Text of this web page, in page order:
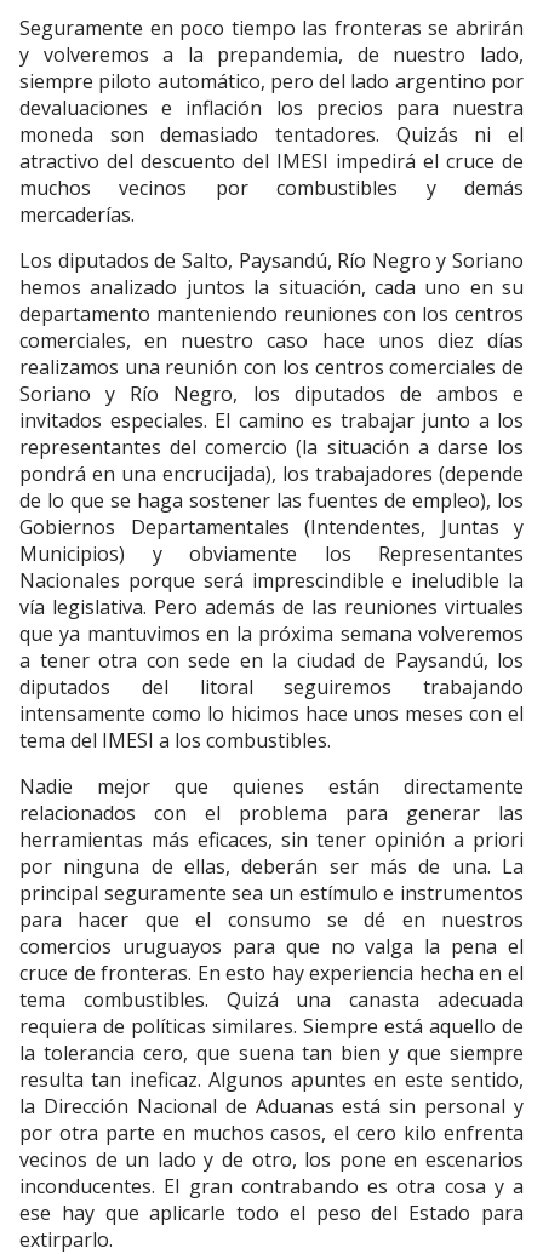
Seguramente en poco tiempo las fronteras se abrirán
y volveremos a la prepandemia, de nuestro lado,
siempre piloto automático, pero del lado argentino por
devaluaciones e inflación los precios para nuestra
moneda son demasiado tentadores. Quizás ni el
atractivo del descuento del IMESI impedirá el cruce de
muchos vecinos por combustibles y demás
mercaderías.
Los diputados de Salto, Paysandú, Río Negro y Soriano
hemos analizado juntos la situación, cada uno en su
departamento manteniendo reuniones con los centros
comerciales, en nuestro caso hace unos diez días
realizamos una reunión con los centros comerciales de
Soriano y Río Negro, los diputados de ambos e
invitados especiales. El camino es trabajar junto a los
representantes del comercio (la situación a darse los
pondrá en una encrucijada), los trabajadores (depende
de lo que se haga sostener las fuentes de empleo), los
Gobiernos Departamentales (Intendentes, Juntas y
Municipios) y obviamente los Representantes
Nacionales porque será imprescindible e ineludible la
vía legislativa. Pero además de las reuniones virtuales
que ya mantuvimos en la próxima semana volveremos
a tener otra con sede en la ciudad de Paysandú, los
diputados del litoral seguiremos trabajando
intensamente como lo hicimos hace unos meses con el
tema del IMESI a los combustibles.
Nadie mejor que quienes están directamente
relacionados con el problema para generar las
herramientas más eficaces, sin tener opinión a priori
por ninguna de ellas, deberán ser más de una. La
principal seguramente sea un estímulo e instrumentos
para hacer que el consumo se dé en nuestros
comercios uruguayos para que no valga la pena el
cruce de fronteras. En esto hay experiencia hecha en el
tema combustibles. Quizá una canasta adecuada
requiera de políticas similares. Siempre está aquello de
la tolerancia cero, que suena tan bien y que siempre
resulta tan ineficaz. Algunos apuntes en este sentido,
la Dirección Nacional de Aduanas está sin personal y
por otra parte en muchos casos, el cero kilo enfrenta
vecinos de un lado y de otro, los pone en escenarios
inconducentes. El gran contrabando es otra cosa y a
ese hay que aplicarle todo el peso del Estado para
extirparlo.